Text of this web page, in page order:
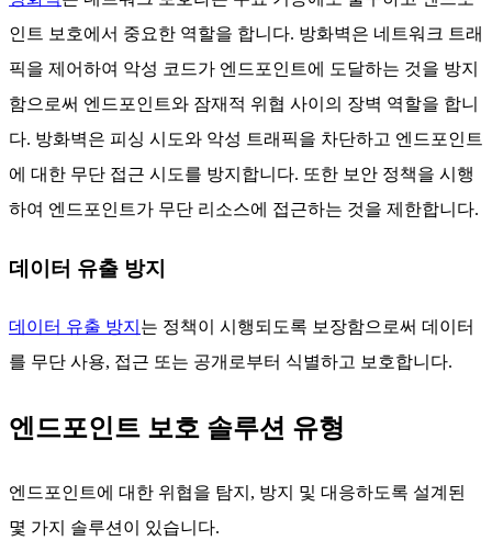
인트 보호에서 중요한 역할을 합니다. 방화벽은 네트워크 트래
픽을 제어하여 악성 코드가 엔드포인트에 도달하는 것을 방지
함으로써 엔드포인트와 잠재적 위협 사이의 장벽 역할을 합니
다. 방화벽은 피싱 시도와 악성 트래픽을 차단하고 엔드포인트
에 대한 무단 접근 시도를 방지합니다. 또한 보안 정책을 시행
하여 엔드포인트가 무단 리소스에 접근하는 것을 제한합니다.
데이터 유출 방지
데이터 유출 방지 는 정책이 시행되도록 보장함으로써 데이터
를 무단 사용, 접근 또는 공개로부터 식별하고 보호합니다.
엔드포인트 보호 솔루션 유형
엔드포인트에 대한 위협을 탐지, 방지 및 대응하도록 설계된
몇 가지 솔루션이 있습니다.